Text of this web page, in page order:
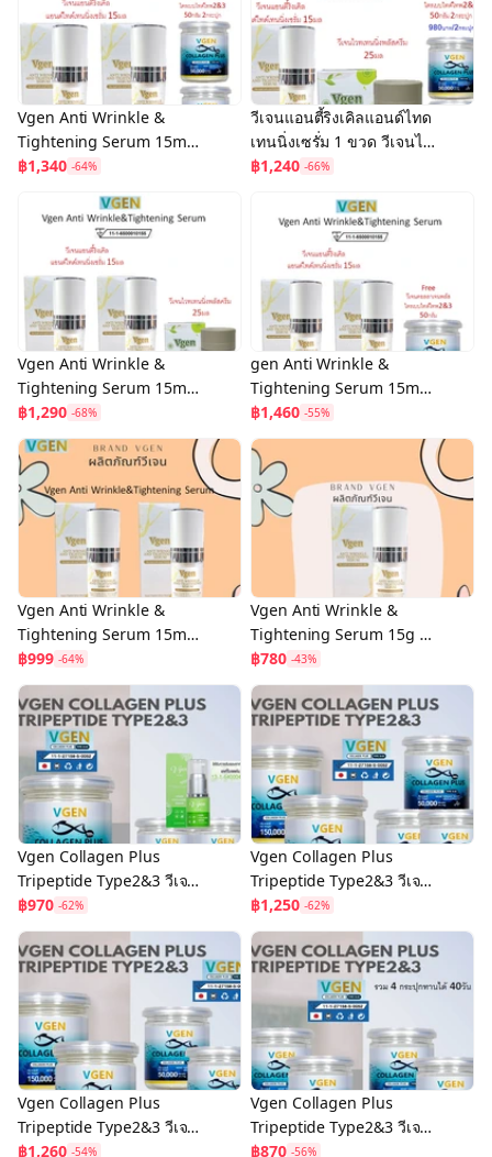
Vgen Anti Wrinkle &
Tightening Serum 15ml
วีเจนแอนตี้ริงเคิลแอนด์ไทด
฿1,340 -64%
วีเจนแอนตี้ริงเคิลแอนด์ไทด
เทนนิ่งเซรั่ม 1 ขวด วีเจนไว
ทเทนิ่งพลัสครีม1 วีเจนคอล
฿1,240 -66%
Vgen Anti Wrinkle &
Tightening Serum 15ml
วีเจนแอนตี้ริงเคิลแอนด์ไทด
เทนนิ่งเซรั่ม 2 ขวด ฟรี1
฿1,290 -68%
gen Anti Wrinkle &
Tightening Serum 15ml
วีเจนแอนตี้ริงเคิลแอนด์ไทด
เทนนิ่งเซรั่ม 2ฟรีคอลลา
เจน50กรัม
฿1,460 -55%
Vgen Anti Wrinkle &
Tightening Serum 15ml
วีเจนแอนตี้ริงเคิลแอนด์ไทด
เทนนิ่งเซรั่ม แพ็คคู่ 2 ขวด
฿999 -64%
Vgen Anti Wrinkle &
Tightening Serum 15g วี
เจนแอนตี้ริงเคิลแอนด์ไทด
เทนนิ่งเซรั่ม 1ขวด
฿780 -43%
Vgen Collagen Plus
Tripeptide Type2&3 วีเจน
คอลลาเจนพลัสไตรเปบไทด
ไทพ2&3
150กรัม=1+50กรัม 2กป+เซ
รั่ม
฿970 -62%
Vgen Collagen Plus
Tripeptide Type2&3 วีเจน
คอลลาเจนพลัสไตรเปบไทด
ไทพ2&3
150กรัม=2กป+50กรัม=3กป
#ontv
฿1,250 -62%
Vgen Collagen Plus
Tripeptide Type2&3 วีเจน
คอลลาเจนพลัสไตรเปบไทด
฿1,260 -54%
Vgen Collagen Plus
Tripeptide Type2&3 วีเจน
คอลลาเจนพลัสไตรเปบไทด
฿870 -56%